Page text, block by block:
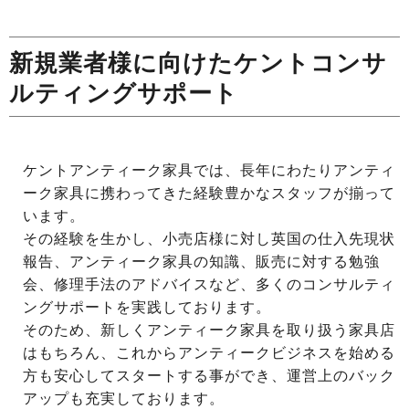
新規業者様に向けたケントコンサ
ルティングサポート
ケントアンティーク家具では、長年にわたりアンティ
ーク家具に携わってきた経験豊かなスタッフが揃って
います。
その経験を生かし、小売店様に対し英国の仕入先現状
報告、アンティーク家具の知識、販売に対する勉強
会、修理手法のアドバイスなど、多くのコンサルティ
ングサポートを実践しております。
そのため、新しくアンティーク家具を取り扱う家具店
はもちろん、これからアンティークビジネスを始める
方も安心してスタートする事ができ、運営上のバック
アップも充実しております。